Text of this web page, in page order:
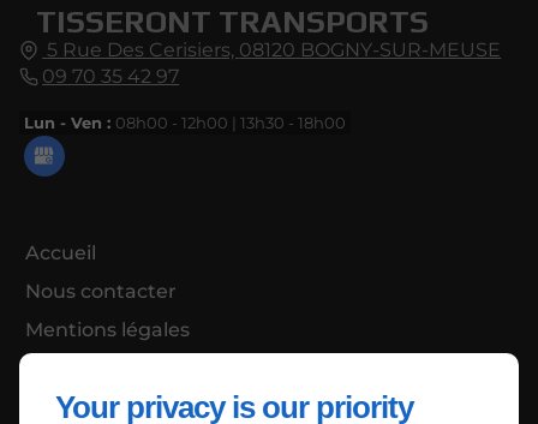
Your privacy is our priority
TISSERONT TRANSPORTS
5 Rue Des Cerisiers, 08120 BOGNY-SUR-MEUSE
09 70 35 42 97
Lun - Ven : 08h00 - 12h00 | 13h30 - 18h00
Accueil
Nous contacter
Mentions légales